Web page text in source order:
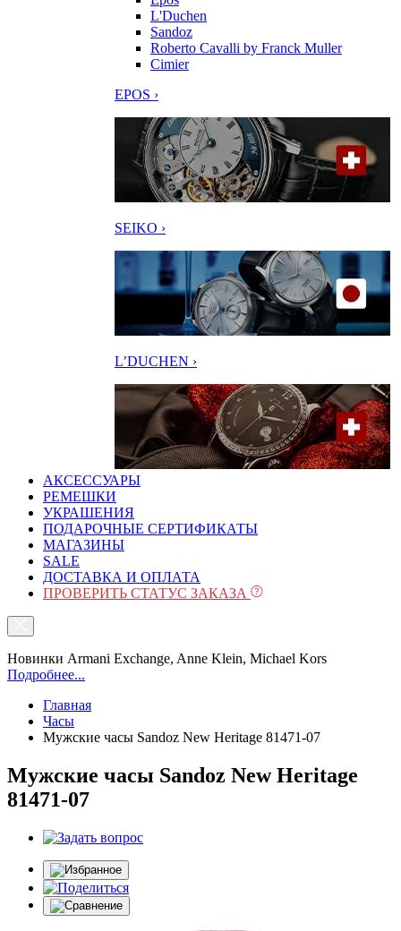
L'Duchen
Sandoz
Roberto Cavalli by Franck Muller
Cimier
EPOS ›
SEIKO ›
L’DUCHEN ›
АКСЕССУАРЫ
РЕМЕШКИ
УКРАШЕНИЯ
ПОДАРОЧНЫЕ СЕРТИФИКАТЫ
МАГАЗИНЫ
SALE
ДОСТАВКА И ОПЛАТА
ПРОВЕРИТЬ СТАТУС ЗАКАЗА
Новинки Armani Exchange, Anne Klein, Michael Kors
Подробнее...
Главная
Часы
Мужские часы Sandoz New Heritage 81471-07
Мужские часы Sandoz New Heritage
81471-07